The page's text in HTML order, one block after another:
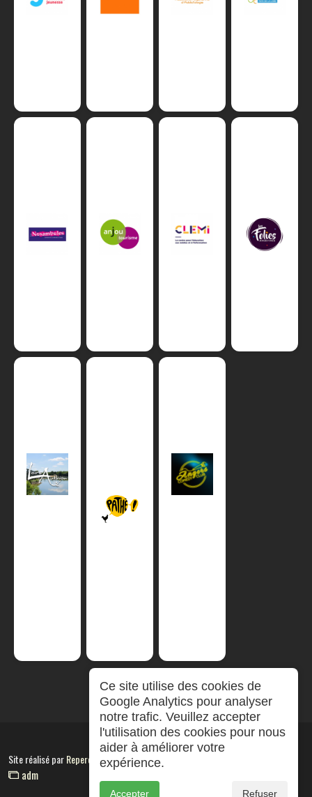
Site réalisé parRepereCom
adm
Ce site utilise des cookies de
Google Analytics pour analyser
notre trafic. Veuillez accepter
l'utilisation des cookies pour nous
aider à améliorer votre
expérience.
Accepter Refuser